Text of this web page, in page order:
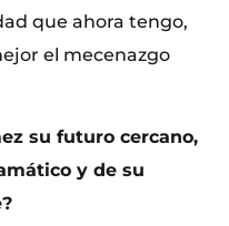
que ahora tengo,
el mecenazgo
su futuro cercano,
y de su